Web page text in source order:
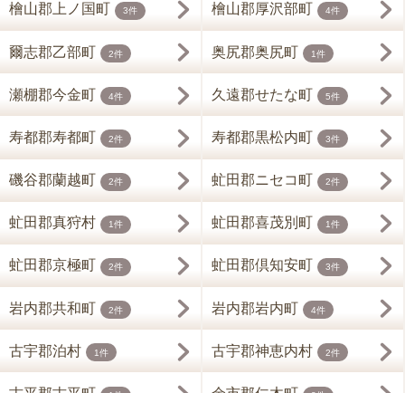
檜山郡上ノ国町 3件 檜山郡厚沢部町 4件
爾志郡乙部町 2件 奥尻郡奥尻町 1件
瀬棚郡今金町 4件 久遠郡せたな町 5件
寿都郡寿都町 2件 寿都郡黒松内町 3件
磯谷郡蘭越町 2件 虻田郡ニセコ町 2件
虻田郡真狩村 1件 虻田郡喜茂別町 1件
虻田郡京極町 2件 虻田郡倶知安町 3件
岩内郡共和町 2件 岩内郡岩内町 4件
古宇郡泊村 1件 古宇郡神恵内村 2件